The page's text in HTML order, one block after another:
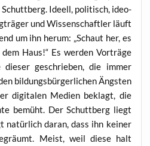
Ideell, poli­tisch, ideo­
und Wis­sen­schaft­ler läuft
um ihn her­um: „Schaut her, es
Haus!“ Es wer­den Vor­trä­ge
geschrie­ben, die immer
bil­dungs­bür­ger­li­chen Ängs­ten
digi­ta­len Medi­en beklagt, die
bemüht. Der Schutt­berg liegt
natür­lich dar­an, dass ihn kei­ner
Meist, weil die­se halt